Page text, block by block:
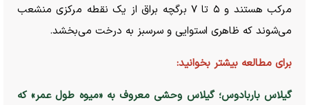
مرکب هستند و ۵ تا ۷ برگچه براق از یک نقطه مرکزی منشعب
می‌شوند که ظاهری استوایی و سرسبز به درخت می‌بخشد.
برای مطالعه بیشتر بخوانید:
گیلاس باربادوس؛ گیلاس وحشی معروف به «میوه طول عمر» که